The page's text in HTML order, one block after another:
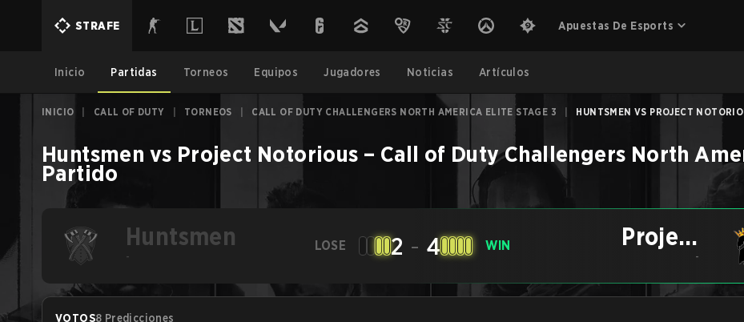
STRAFE Apuestas De Esports
Inicio Partidas Torneos Equipos Jugadores Noticias Artículos
INICIO CALL OF DUTY TORNEOS CALL OF DUTY CHALLENGERS NORTH AMERICA ELITE STAGE 3 HUNTSMEN VS PROJECT
Huntsmen vs Project Notorious – Call of Duty Challengers North
Partido
Huntsmen
-
LOSE 2 - 4 WIN
Project
Notorious-
VOTOS8 Predicciones